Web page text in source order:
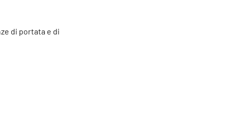
di portata e di